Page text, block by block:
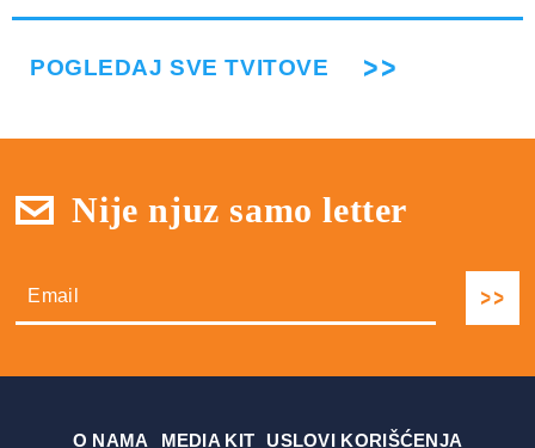
POGLEDAJ SVE TVITOVE
Nije njuz samo letter
О NAMA MEDIA KIT USLOVI KORIŠĆENJA